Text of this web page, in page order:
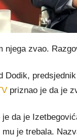
njega zvao.
Dodik,
priznao je da je
da je
je trebala.